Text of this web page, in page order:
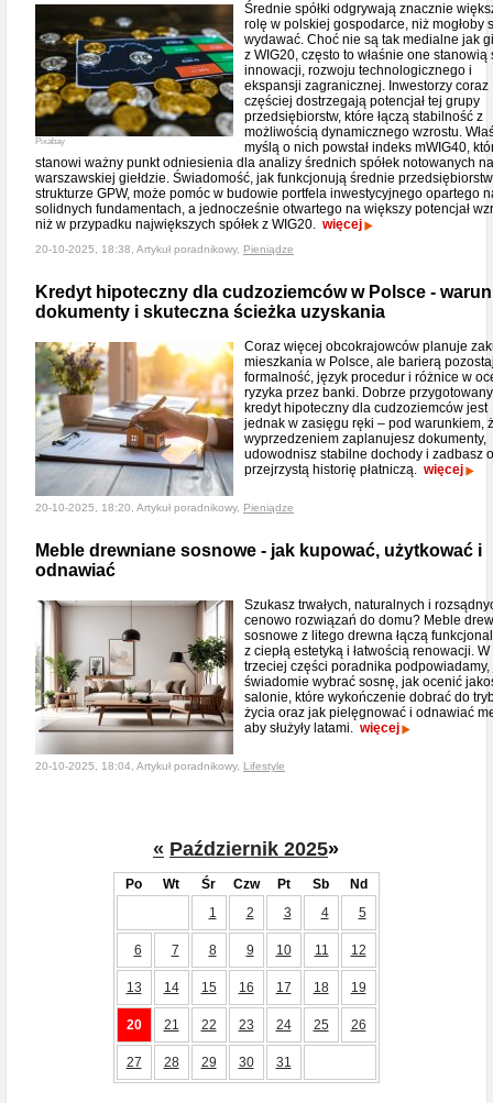
Pixabay
Średnie spółki odgrywają znacznie
rolę w polskiej gospodarce, niż mogłoby
wydawać. Choć nie są tak medialne jak
z WIG20, często to właśnie one stanowią
innowacji, rozwoju technologicznego i
ekspansji zagranicznej. Inwestorzy coraz
częściej dostrzegają potencjał tej grupy
przedsiębiorstw, które łączą stabilność z
możliwością dynamicznego wzrostu.
myślą o nich powstał indeks mWIG40,
stanowi ważny punkt odniesienia dla analizy średnich spółek notowanych na
warszawskiej giełdzie. Świadomość, jak funkcjonują średnie
strukturze GPW, może pomóc w budowie portfela inwestycyjnego opartego
solidnych fundamentach, a jednocześnie otwartego na większy potencjał
niż w przypadku największych spółek z WIG20. więcej
20-10-2025, 18:38, Artykuł poradnikowy, Pieniądze
Kredyt hipoteczny dla cudzoziemców w Polsce -
dokumenty i skuteczna ścieżka uzyskania
Coraz więcej obcokrajowców planuje
mieszkania w Polsce, ale barierą
formalność, język procedur i różnice w
ryzyka przez banki. Dobrze przygotowany
kredyt hipoteczny dla cudzoziemców jest
jednak w zasięgu ręki – pod warunkiem,
wyprzedzeniem zaplanujesz dokumenty,
udowodnisz stabilne dochody i zadbasz o
przejrzystą historię płatniczą. więcej
20-10-2025, 18:20, Artykuł poradnikowy, Pieniądze
Meble drewniane sosnowe - jak kupować, użytkować i
odnawiać
Szukasz trwałych, naturalnych i
cenowo rozwiązań do domu? Meble
sosnowe z litego drewna łączą
z ciepłą estetyką i łatwością renowacji. W
trzeciej części poradnika podpowiadamy,
świadomie wybrać sosnę, jak ocenić
salonie, które wykończenie dobrać do
życia oraz jak pielęgnować i odnawiać
aby służyły latami. więcej
20-10-2025, 18:04, Artykuł poradnikowy, Lifestyle
« Październik 2025»
Po Wt Śr Czw Pt Sb
Nd
1
2 3 4 5
6 7 8 9 10 11 12
13 14 15 16 17 18 19
20 21 22 23 24 25 26
27 28 29 30 31